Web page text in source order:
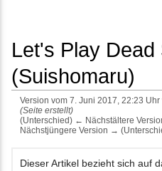
Let's Play Dead
(Suishomaru)
Version vom 7. Juni 2017, 22:23 Uhr
(Seite erstellt)
(Unterschied) ← Nächstältere
Nächstjüngere Version →
Dieser Artikel bezieht sich auf